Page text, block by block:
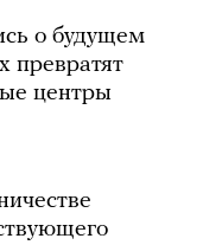
о будущем
превратят
центры